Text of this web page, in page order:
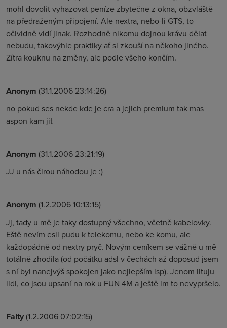
mohl dovolit vyhazovat peníze zbytečne z okna, obzvláště
na předraženým připojení. Ale nextra, nebo-li GTS, to
očividně vidí jinak. Rozhodně nikomu dojnou krávu dělat
nebudu, takovýhle praktiky ať si zkouší na někoho jiného.
Zítra kouknu na změny, ale podle všeho končím.
Anonym (31.1.2006 23:14:26)
no pokud ses nekde kde je cra a jejich premium tak mas
aspon kam jit
Anonym (31.1.2006 23:21:19)
JJ u nás čirou náhodou je :)
Anonym (1.2.2006 10:13:15)
Jj, tady u mě je taky dostupný všechno, včetně kabelovky.
Eště nevím esli pudu k telekomu, nebo ke komu, ale
každopádně od nextry pryč. Novým ceníkem se vážně u mě
totálně zhodila (od počátku adsl v čechách až doposud jsem
s ní byl nanejvýš spokojen jako nejlepším isp). Jenom lituju
lidi, co jsou upsaní na rok u FUN 4M a ještě im to nevypršelo.
Falty(1.2.2006 07:02:15)